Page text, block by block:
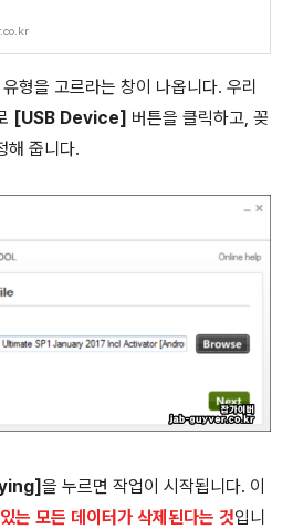
형을 고르라는 창이 나옵니다. 우리
[USB Device] 버튼을 클릭하고, 꽂
해 줍니다.
을 누르면 작업이 시작됩니다. 이
는 모든 데이터가 삭제된다는 것입니